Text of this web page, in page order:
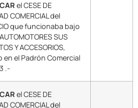
el CESE DE
COMERCIAL del
que funcionaba bajo
SUS
Y ACCESORIOS,
en el Padrón Comercial
.-
el CESE DE
COMERCIAL del